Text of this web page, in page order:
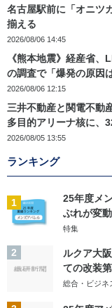
名古屋駅前に「オニツ
揃える
2026/08/06 14:45
《熊本地震》経産省
の調査で「爆発の原因
2026/08/06 12:15
三井不動産と関電不
多目的アリーナ核に、
2026/08/05 13:55
ランキング
1
25年度メ
ぶれが変
特集
2
ルクア大
ての改装
総合・ビジネ